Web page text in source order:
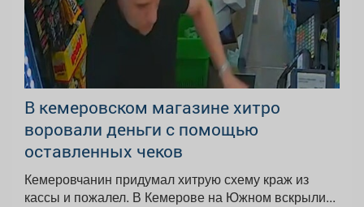
В кемеровском магазине хитро
воровали деньги с помощью
оставленных чеков
Кемеровчанин придумал хитрую схему краж из
кассы и пожалел. В Кемерове на Южном вскрыли...